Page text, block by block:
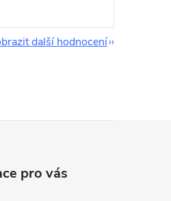
další hodnocení
pro vás